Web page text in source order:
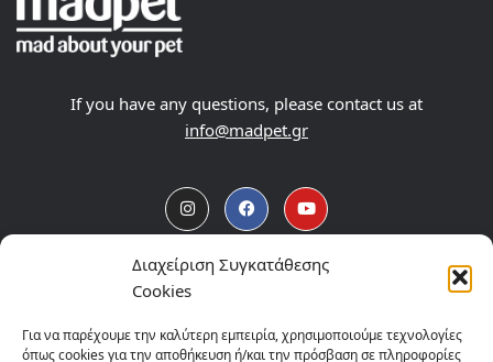
Διαχείριση Συγκατάθεσης
Cookies
Για να παρέχουμε την καλύτερη εμπειρία, χρησιμοποιούμε τεχνολογίες
όπως cookies για την αποθήκευση ή/και την πρόσβαση σε πληροφορίες
If you have any questions, please contact us at
info@madpet.gr
About